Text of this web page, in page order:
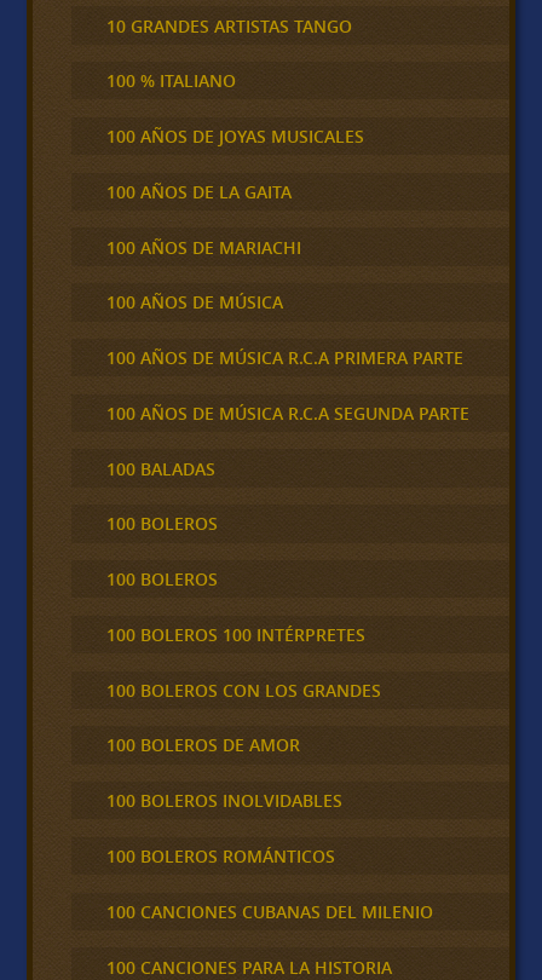
10 GRANDES ARTISTAS TANGO
100 % ITALIANO
100 AÑOS DE JOYAS MUSICALES
100 AÑOS DE LA GAITA
100 AÑOS DE MARIACHI
100 AÑOS DE MÚSICA
100 AÑOS DE MÚSICA R.C.A PRIMERA PARTE
100 AÑOS DE MÚSICA R.C.A SEGUNDA PARTE
100 BALADAS
100 BOLEROS
100 BOLEROS
100 BOLEROS 100 INTÉRPRETES
100 BOLEROS CON LOS GRANDES
100 BOLEROS DE AMOR
100 BOLEROS INOLVIDABLES
100 BOLEROS ROMÁNTICOS
100 CANCIONES CUBANAS DEL MILENIO
100 CANCIONES PARA LA HISTORIA